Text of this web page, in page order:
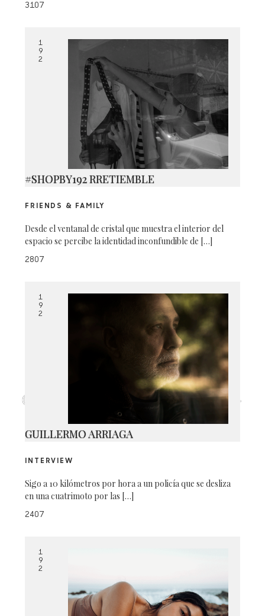
CAPTURA DE PANTALLA 2026-06-
18 A LA(S) 9.24.50 A.M.
3107
1
9
2
#SHOPBY192 RRETIEMBLE
FRIENDS & FAMILY
Desde el ventanal de cristal que muestra el interior del
espacio se percibe la identidad inconfundible de […]
2807
1
9
2
GUILLERMO ARRIAGA
INTERVIEW
Sigo a 10 kilómetros por hora a un policía que se desliza
en una cuatrimoto por las […]
2407
1
9
2